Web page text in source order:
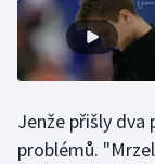
Veslování
Volejbal
Jenže přišly dva
problémů.